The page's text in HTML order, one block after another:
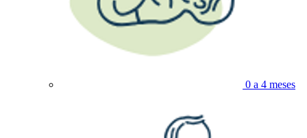
0 a 4 meses